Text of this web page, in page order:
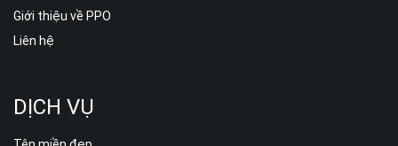
Giới thiệu về PPO
Liên hệ
DỊCH VỤ